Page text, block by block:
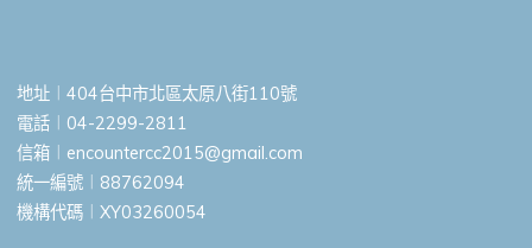
地址︱404台中市北區太原八街110號
電話︱04-2299-2811
信箱︱ encountercc2015@gmail.com
統一編號︱88762094
機構代碼︱XY03260054